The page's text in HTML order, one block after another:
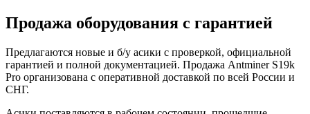
Продажа оборудования с гарантией
Предлагаются новые и б/у асики с проверкой, официальной
гарантией и полной документацией. Продажа Antminer S19k
Pro организована с оперативной доставкой по всей России и
СНГ.